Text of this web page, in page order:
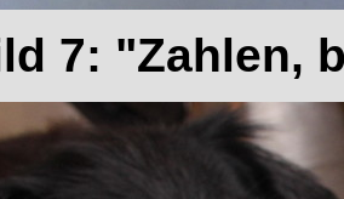
7: "Zahlen,